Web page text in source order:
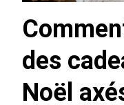
des
Noël